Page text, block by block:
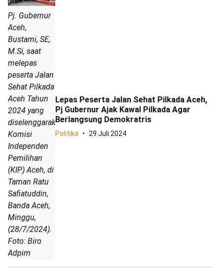
Pj. Gubernur
Aceh,
Bustami, SE,
M.Si, saat
melepas
peserta Jalan
Sehat Pilkada
Aceh Tahun
2024 yang
diselenggarakan
Komisi
Independen
Pemilihan
(KIP) Aceh, di
Taman Ratu
Safiatuddin,
Banda Aceh,
Minggu,
(28/7/2024).
Foto: Biro
Adpim
Lepas Peserta Jalan Sehat Pilkada Aceh,
Pj Gubernur Ajak Kawal Pilkada Agar
Berlangsung Demokratris
Politika 29 Juli 2024